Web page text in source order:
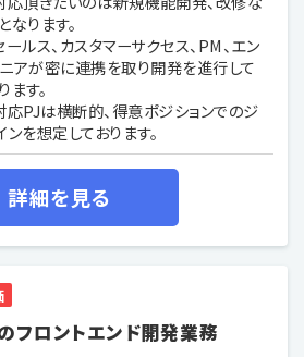
なります。
ールス、カスタマーサクセス、PM、エン
アが密に連携を取り開発を進行して
ます。
応PJは横断的、得意ポジションでのジ
ンを想定しております。
詳細を見る
フロントエンド開発業務